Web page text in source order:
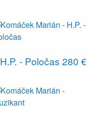
H.P. - Poločas 280 €